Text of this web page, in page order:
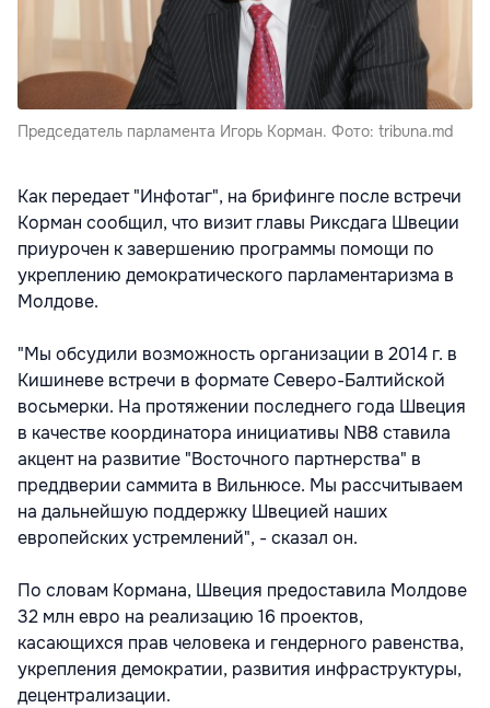
Председатель парламента Игорь Корман. Фото: tribuna.md
Как передает "Инфотаг", на брифинге после встречи
Корман сообщил, что визит главы Риксдага Швеции
приурочен к завершению программы помощи по
укреплению демократического парламентаризма в
Молдове.
"Мы обсудили возможность организации в 2014 г. в
Кишиневе встречи в формате Северо-Балтийской
восьмерки. На протяжении последнего года Швеция
в качестве координатора инициативы NB8 ставила
акцент на развитие "Восточного партнерства" в
преддверии саммита в Вильнюсе. Мы рассчитываем
на дальнейшую поддержку Швецией наших
европейских устремлений", - сказал он.
По словам Кормана, Швеция предоставила Молдове
32 млн евро на реализацию 16 проектов,
касающихся прав человека и гендерного равенства,
укрепления демократии, развития инфраструктуры,
децентрализации.